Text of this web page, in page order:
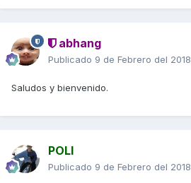
abhang
Publicado 9 de Febrero del 2018
Saludos y bienvenido.
POLI
Publicado 9 de Febrero del 2018